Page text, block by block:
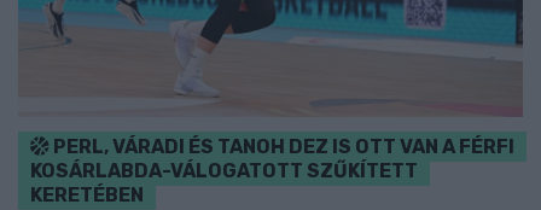
PERL, VÁRADI ÉS TANOH DEZ IS OTT VAN A FÉRFI
KOSÁRLABDA-VÁLOGATOTT SZŰKÍTETT
KERETÉBEN